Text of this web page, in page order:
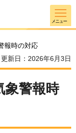
メニュー
報時の対応
更新日：2026年6月3日
象警報時